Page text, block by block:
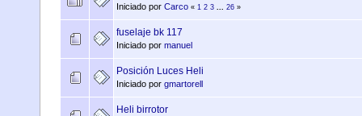
Iniciado por Carco « 1 2 3 26 »
fuselaje bk 117
Iniciado por manuel
Posición Luces Heli
Iniciado por gmartorell
Heli birrotor